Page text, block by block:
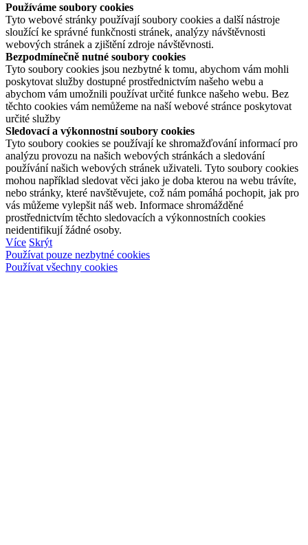
Používáme soubory cookies
Tyto webové stránky používají soubory cookies a další nástroje
sloužící ke správné funkčnosti stránek, analýzy návštěvnosti
webových stránek a zjištění zdroje návštěvnosti.
Bezpodmínečně nutné soubory cookies
Tyto soubory cookies jsou nezbytné k tomu, abychom vám mohli
poskytovat služby dostupné prostřednictvím našeho webu a
abychom vám umožnili používat určité funkce našeho webu. Bez
těchto cookies vám nemůžeme na naší webové stránce poskytovat
určité služby
Sledovací a výkonnostní soubory cookies
Tyto soubory cookies se používají ke shromažďování informací pro
analýzu provozu na našich webových stránkách a sledování
používání našich webových stránek uživateli. Tyto soubory cookies
mohou například sledovat věci jako je doba kterou na webu trávíte,
nebo stránky, které navštěvujete, což nám pomáhá pochopit, jak pro
vás můžeme vylepšit náš web. Informace shromážděné
prostřednictvím těchto sledovacích a výkonnostních cookies
neidentifikují žádné osoby.
Více Skrýt
Používat pouze nezbytné cookies
Používat všechny cookies